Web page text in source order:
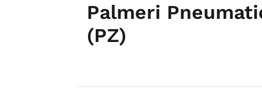
Palmeri
(PZ)